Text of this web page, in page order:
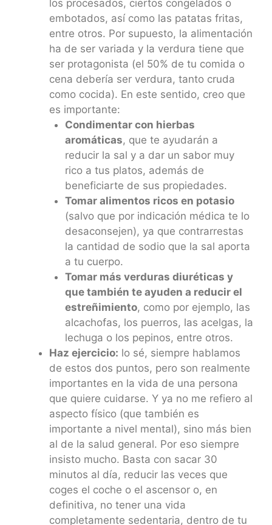
los procesados, ciertos congelados o
embotados, así como las patatas fritas,
entre otros. Por supuesto, la alimentación
ha de ser variada y la verdura tiene que
ser protagonista (el 50% de tu comida o
cena debería ser verdura, tanto cruda
como cocida). En este sentido, creo que
es importante:
Condimentar con hierbas
aromáticas, que te ayudarán a
reducir la sal y a dar un sabor muy
rico a tus platos, además de
beneficiarte de sus propiedades.
Tomar alimentos ricos en potasio
(salvo que por indicación médica te lo
desaconsejen), ya que contrarrestas
la cantidad de sodio que la sal aporta
a tu cuerpo.
Tomar más verduras diuréticas y
que también te ayuden a reducir el
estreñimiento, como por ejemplo, las
alcachofas, los puerros, las acelgas, la
lechuga o los pepinos, entre otros.
Haz ejercicio: lo sé, siempre hablamos
de estos dos puntos, pero son realmente
importantes en la vida de una persona
que quiere cuidarse. Y ya no me refiero al
aspecto físico (que también es
importante a nivel mental), sino más bien
al de la salud general. Por eso siempre
insisto mucho. Basta con sacar 30
minutos al día, reducir las veces que
coges el coche o el ascensor o, en
definitiva, no tener una vida
completamente sedentaria, dentro de tu